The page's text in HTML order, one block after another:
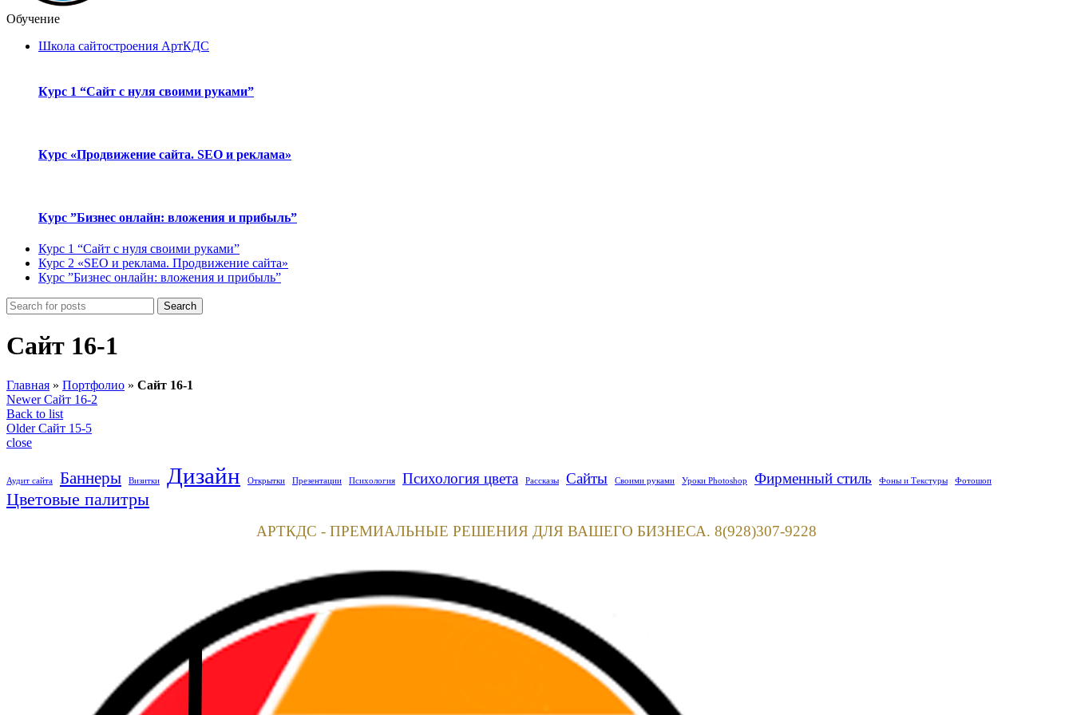
Обучение
Школа сайтостроения АртКДС
Курс 1 “Сайт с нуля своими руками”
Курс «Продвижение сайта. SEO и реклама»
Курс ”Бизнес онлайн: вложения и прибыль”
Курс 1 “Сайт с нуля своими руками”
Курс 2 «SEO и реклама. Продвижение сайта»
Курс ”Бизнес онлайн: вложения и прибыль”
Search
Сайт 16-1
Главная » Портфолио » Сайт 16-1
Newer Сайт 16-2
Back to list
Older Сайт 15-5
close
Аудит сайта Баннеры Визитки Дизайн Открытки Презентации Психология Психология цвета Рассказы Сайты Своими руками Уроки Photoshop Фирменный стиль Фоны и Текстуры Фотошоп
Цветовые палитры
АРТКДС - ПРЕМИАЛЬНЫЕ РЕШЕНИЯ ДЛЯ ВАШЕГО БИЗНЕСА. 8(928)307-9228